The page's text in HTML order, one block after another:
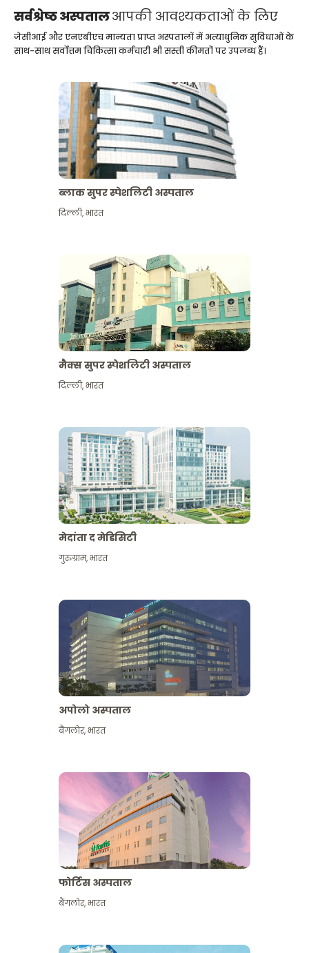
सर्वश्रेष्ठ अस्पतालआपकी आवश्यकताओं के लिए
जेसीआई और एनएबीएच मान्यता प्राप्त अस्पतालों में अत्याधुनिक सुविधाओं के
साथ-साथ सर्वोत्तम चिकित्सा कर्मचारी भी सस्ती कीमतों पर उपलब्ध हैं।
ब्लाक सुपर स्पेशलिटी अस्पताल
दिल्ली,भारत
मैक्स सुपर स्पेशलिटी अस्पताल
दिल्ली,भारत
मेदांता द मेडिसिटी
गुरुग्राम,भारत
अपोलो अस्पताल
बैंगलोर,भारत
फोर्टिस अस्पताल
बैंगलोर,भारत